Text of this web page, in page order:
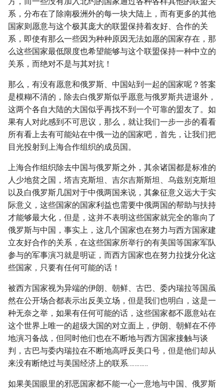
系，分布在了除南极洲外的每一块大陆上，而有更多的其他
国家则愿意与这个极其庞大的联盟保持着友好、合作的关
系，即使有那么一些因为种种原因无法如愿的国家存在，那
么这些国家最低限度也希望能够与这个联盟保持一种中立的
关系，而绝对不是与其对抗！
那么，有没有愿意和俄罗斯、中国站到一起的国家呢？答案
是模糊不清的，除去白俄罗斯似乎愿意与俄罗斯共进退外，
这两个各自大陆的大国似乎再找不到一个可靠的盟友了。如
果有人对此感到不可思议，那么，就让我们一步一步的看看
所有看上去有可能站在中俄一边的国家吧，首先，让我们把
目光投射到上海合作组织的成员国。
上海合作组织除去中国与俄罗斯之外，其余诸国都是标准的
人少地贫之国，塔吉克斯坦、吉尔吉斯斯坦、乌兹别克斯坦
以及白俄罗斯几国对于中俄两国来说，其象征意义远大于实
际意义，这些国家的国家利益也需要中俄两国的帮助与扶持
才能够最大化，但是，这并不表明这些国家就完全的靠向了
俄罗斯与中国，事实上，这几个国家也在努力与西方国家建
立友好合作的关系，在这些国家所举行的有美国等国家军队
参与的军事演习就是明证，而西方国家也在努力拉拢分化这
些国家，只要有任何可能的话！
被西方国家视为异端的伊朗、朝鲜、古巴、委内瑞拉等国虽
然在公开场合都表示出反美立场，但是我们也明白，这是一
种无奈之举，如果有任何可能的话，这些国家都不愿意站在
这个世界上唯一的超级大国的对立面上，伊朗、朝鲜在不停
地演习备战，但同时他们也在不断地与西方国家接触与谈
判，古巴与委内瑞拉在不断地高呼反美口号，但是他们却从
来没有断绝过与美国经济上的联系…………
如果美国眼里的邪恶国家都不能一心一意地与中国、俄罗斯